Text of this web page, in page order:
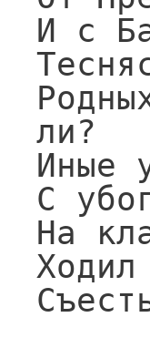
И с
ли?
Иные
С
На